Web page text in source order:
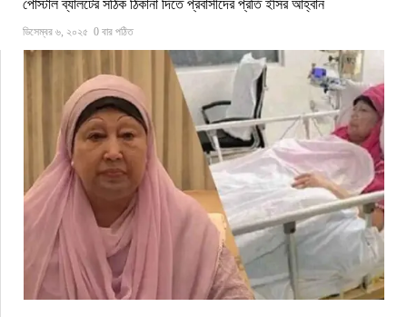
ডিসেম্বর ৬, ২০২৫ 0 বার পঠিত